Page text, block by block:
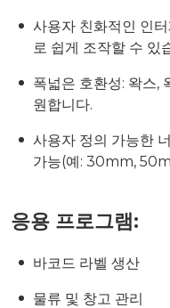
사용자 친화적인 인
로 쉽게 조작할 수 있
폭넓은 호환성: 왁스,
원합니다.
사용자 정의 가능한
가능(예: 30mm,
응용 프로그램:
바코드 라벨 생산
물류 및 창고 관리